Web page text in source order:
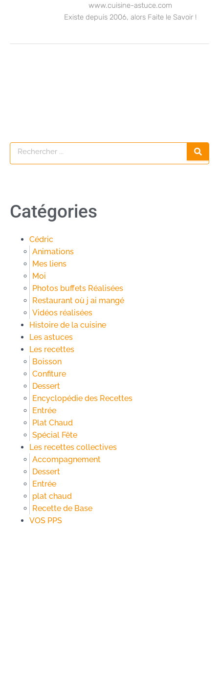
www.cuisine-astuce.com
Existe depuis 2006, alors Faite le Savoir !
Catégories
Cédric
Animations
Mes liens
Moi
Photos buffets Réalisées
Restaurant où j ai mangé
Vidéos réalisées
Histoire de la cuisine
Les astuces
Les recettes
Boisson
Confiture
Dessert
Encyclopédie des Recettes
Entrée
Plat Chaud
Spécial Fête
Les recettes collectives
Accompagnement
Dessert
Entrée
plat chaud
Recette de Base
VOS PPS